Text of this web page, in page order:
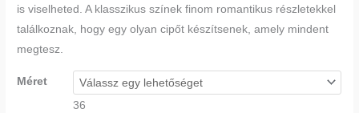
is viselheted. A klasszikus színek finom romantikus részletekkel
találkoznak, hogy egy olyan cipőt készítsenek, amely mindent
megtesz.
Méret
36